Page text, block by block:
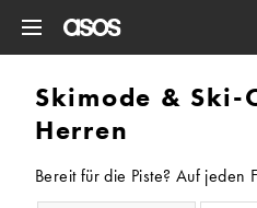
Skimode &
Herren
Bereit für die Piste? Auf